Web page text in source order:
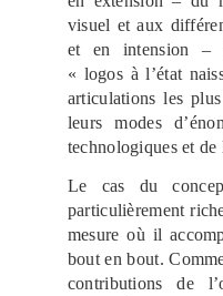
visuel et aux
et en intension –
« logos à l’état
articulations les
leurs modes
technologiques et de
Le cas du
particulièrement
mesure où il
bout en bout.
contributions de